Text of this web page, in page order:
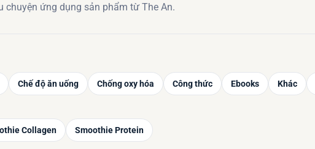
chuyện ứng dụng sản phẩm từ The An.
Chế độ ăn uống Chống oxy hóa Công thức Ebooks Khác
Collagen Smoothie Protein